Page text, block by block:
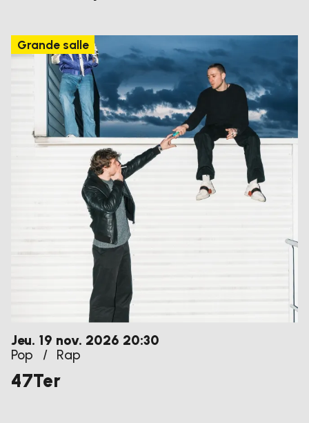
Grande salle
jeudi
Jeu. 19 novembre
nov. 2026 20:30
Pop
/ Rap
47Ter